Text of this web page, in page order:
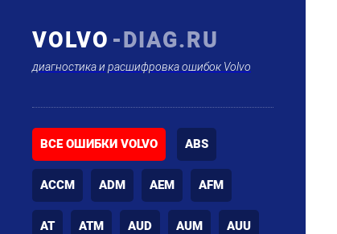
VOLVO -DIAG.RU
диагностика и расшифровка ошибок Volvo
ВСЕ ОШИБКИ VOLVO ABS
ACCM ADM AEM AFM
AT ATM AUD AUM AUU